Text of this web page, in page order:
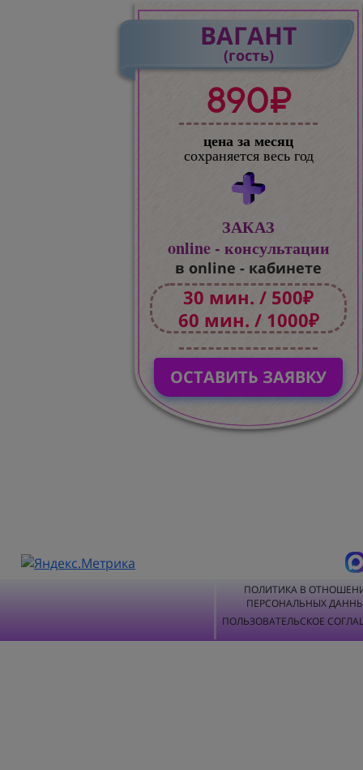
ВАГАНТ
(гость)
890₽
цена за месяц
сохраняется весь год
ЗАКАЗ
online - консультации
в online - кабинете
30 мин. / 500₽
60 мин. / 1000₽
ОСТАВИТЬ ЗАЯВКУ
ПОЛИТИКА В
ПЕРСОНАЛЬНЫХ
ПОЛЬЗОВАТЕЛЬСКОЕ